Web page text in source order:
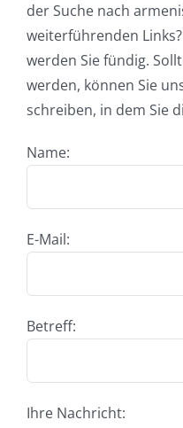
der Suche nach
weiterführenden
werden Sie fündig.
werden, können Sie
schreiben, in dem Sie
Name:
E-Mail:
Betreff:
Ihre Nachricht: